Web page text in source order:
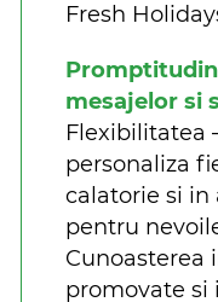
Fresh
mesajelor si
Flexibilitatea
personaliza
calatorie si in
pentru
Cunoasterea
promovate si